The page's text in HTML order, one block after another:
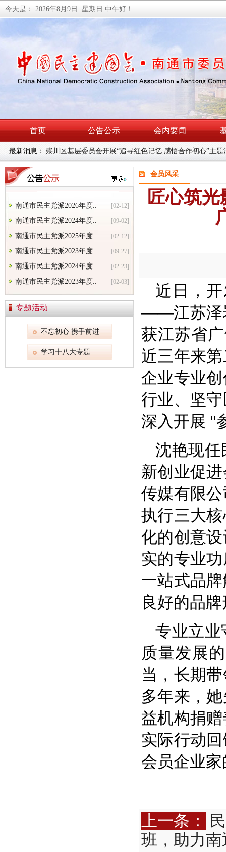
今天是： 2026年8月9日 星期日 中午好！
首页 公告公示 会内要闻
最新消息： 民建南通市委会召开理论学习中心组学习（扩大）会暨主
南通市民主党派2026年度.. [02-12]
南通市民主党派2024年度.. [09-02]
南通市民主党派2025年度.. [02-12]
南通市民主党派2023年度.. [09-27]
南通市民主党派2024年度.. [02-23]
南通市民主党派2023年度.. [02-03]
专题活动
不忘初心 携手前进
学习十八大专题
会员风采
匠心筑
近日，
——江苏泽
获江苏省
近三年来
企业专业
行业、坚
深入开展 "
沈艳现任
新创业促
传媒有限
执行三大
化的创意
实的专业
一站式品
良好的品
专业立业
质量发展
当，长期
多年来，
益机构捐
实际行动
会员企业
上一条：
班，助力